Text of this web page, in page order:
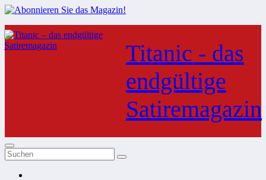
Zum
Inhalt
springen
Titanic - das
endgültige
Satiremagazin